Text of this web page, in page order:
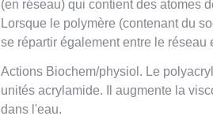
(en réseau) qui contient des atomes
Lorsque le polymère (contenant du
se répartir également entre le réseau
Actions Biochem/physiol. Le
unités acrylamide. Il augmente la
dans l'eau.